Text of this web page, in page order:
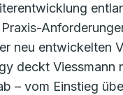
neu entwickelten
deckt Viessmann
– vom Einstieg